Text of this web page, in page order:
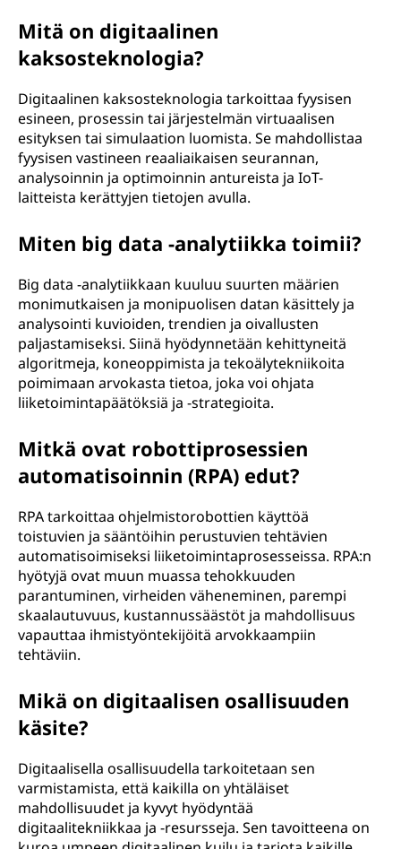
Mitä on digitaalinen
kaksosteknologia?
Digitaalinen kaksosteknologia tarkoittaa fyysisen
esineen, prosessin tai järjestelmän virtuaalisen
esityksen tai simulaation luomista. Se mahdollistaa
fyysisen vastineen reaaliaikaisen seurannan,
analysoinnin ja optimoinnin antureista ja IoT-
laitteista kerättyjen tietojen avulla.
Miten big data -analytiikka toimii?
Big data -analytiikkaan kuuluu suurten määrien
monimutkaisen ja monipuolisen datan käsittely ja
analysointi kuvioiden, trendien ja oivallusten
paljastamiseksi. Siinä hyödynnetään kehittyneitä
algoritmeja, koneoppimista ja tekoälytekniikoita
poimimaan arvokasta tietoa, joka voi ohjata
liiketoimintapäätöksiä ja -strategioita.
Mitkä ovat robottiprosessien
automatisoinnin (RPA) edut?
RPA tarkoittaa ohjelmistorobottien käyttöä
toistuvien ja sääntöihin perustuvien tehtävien
automatisoimiseksi liiketoimintaprosesseissa. RPA:n
hyötyjä ovat muun muassa tehokkuuden
parantuminen, virheiden väheneminen, parempi
skaalautuvuus, kustannussäästöt ja mahdollisuus
vapauttaa ihmistyöntekijöitä arvokkaampiin
tehtäviin.
Mikä on digitaalisen osallisuuden
käsite?
Digitaalisella osallisuudella tarkoitetaan sen
varmistamista, että kaikilla on yhtäläiset
mahdollisuudet ja kyvyt hyödyntää
digitaalitekniikkaa ja -resursseja. Sen tavoitteena on